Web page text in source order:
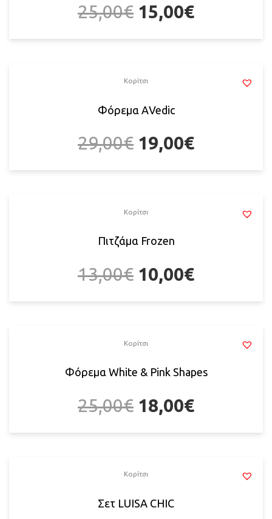
25,00€ 15,00€
Κορίτσι
Φόρεμα ΑVedic
29,00€ 19,00€
Κορίτσι
Πιτζάμα Frozen
13,00€ 10,00€
Κορίτσι
Φόρεμα White & Pink Shapes
25,00€ 18,00€
Κορίτσι
Σετ LUISA CHIC